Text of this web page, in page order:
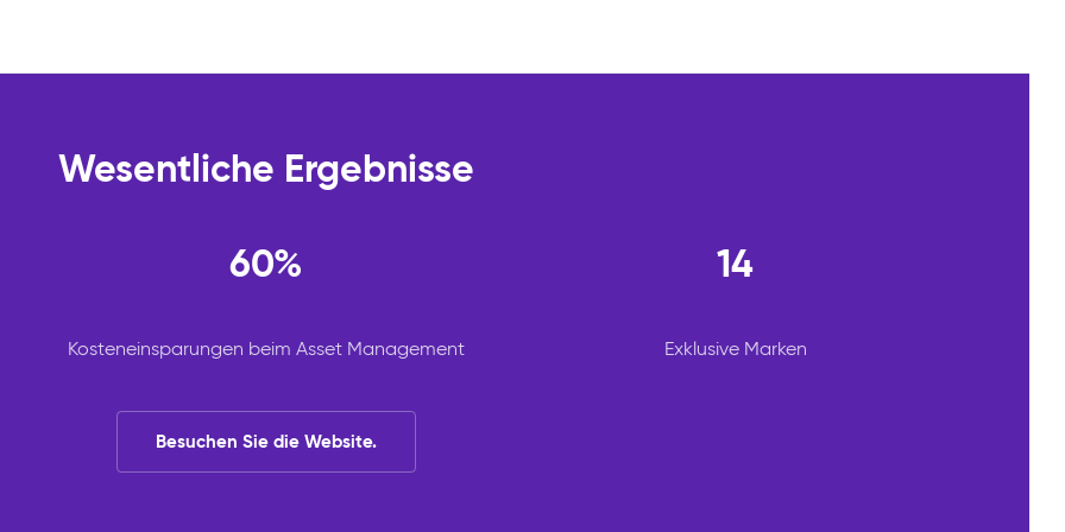
Wesentliche Ergebnisse
60%
Kosteneinsparungen beim Asset Management
14
Exklusive Marken
Besuchen Sie die Website.